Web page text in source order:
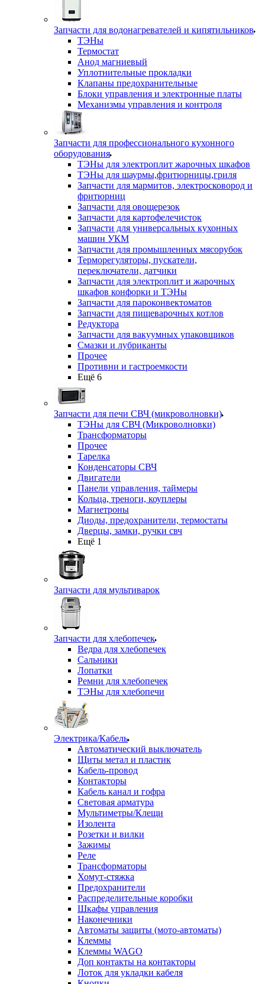
Запчасти для водонагревателей и кипятильников
ТЭНы
Термостат
Анод магниевый
Уплотнительные прокладки
Клапаны предохранительные
Блоки управления и электронные платы
Механизмы управления и контроля
Запчасти для профессионального кухонного
оборудования
ТЭНы для электроплит жарочных шкафов
ТЭНы для шаурмы,фритюрницы,гриля
Запчасти для мармитов, электросковород и
фритюрниц
Запчасти для овощерезок
Запчасти для картофелечисток
Запчасти для универсальных кухонных
машин УКМ
Запчасти для промышленных мясорубок
Терморегуляторы, пускатели,
переключатели, датчики
Запчасти для электроплит и жарочных
шкафов конфорки и ТЭНы
Запчасти для пароконвектоматов
Запчасти для пищеварочных котлов
Редуктора
Запчасти для вакуумных упаковщиков
Смазки и лубриканты
Прочее
Противни и гастроемкости
Ещё 6
Запчасти для печи СВЧ (микроволновки)
ТЭНы для СВЧ (Микроволновки)
Трансформаторы
Прочее
Тарелка
Конденсаторы СВЧ
Двигатели
Панели управления, таймеры
Кольца, треноги, коуплеры
Магнетроны
Диоды, предохранители, термостаты
Дверцы, замки, ручки свч
Ещё 1
Запчасти для мультиварок
Запчасти для хлебопечек
Ведра для хлебопечек
Сальники
Лопатки
Ремни для хлебопечек
ТЭНы для хлебопечи
Электрика/Кабель
Автоматический выключатель
Щиты метал и пластик
Кабель-провод
Контакторы
Кабель канал и гофра
Световая арматура
Мультиметры/Клещи
Изолента
Розетки и вилки
Зажимы
Реле
Трансформаторы
Хомут-стяжка
Предохранители
Распределительные коробки
Шкафы управления
Наконечники
Автоматы защиты (мото-автоматы)
Клеммы
Клеммы WAGO
Доп контакты на контакторы
Лоток для укладки кабеля